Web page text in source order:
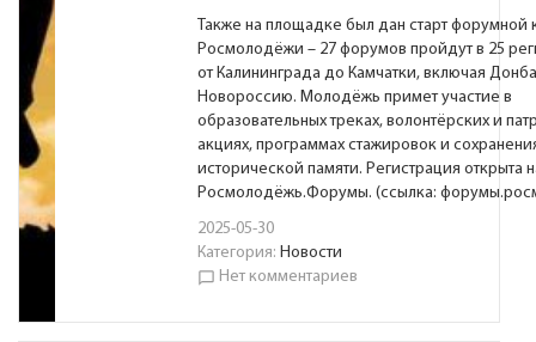
Также на площадке был дан старт форумной
Росмолодёжи – 27 форумов пройдут в 25
от Калининграда до Камчатки, включая
Новороссию. Молодёжь примет участие в
образовательных треках, волонтёрских и
акциях, программах стажировок и
исторической памяти. Регистрация открыта
Росмолодёжь.Форумы. (ссылка:
2025-05-30
Категория: Новости
chat_bubble_outline Нет комментариев